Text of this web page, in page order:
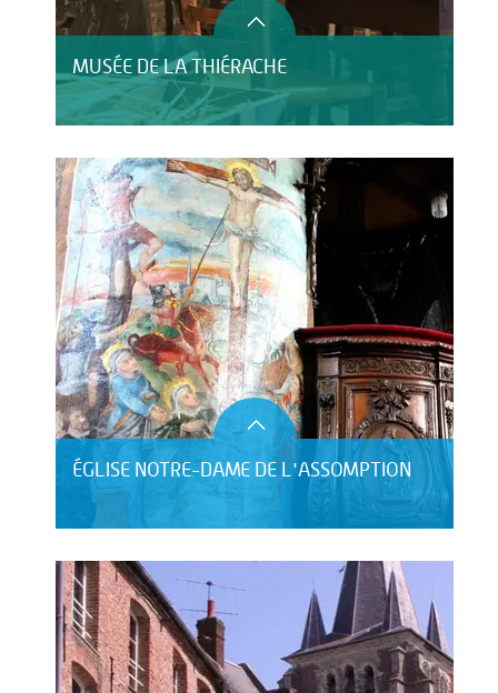
MUSÉE DE LA THIÉRACHE
ÉGLISE NOTRE-DAME DE L'ASSOMPTION